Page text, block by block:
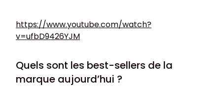
https://www.youtube.com/watch?
v=ufbD9426YJM
Quels sont les best-sellers de la
marque aujourd’hui ?